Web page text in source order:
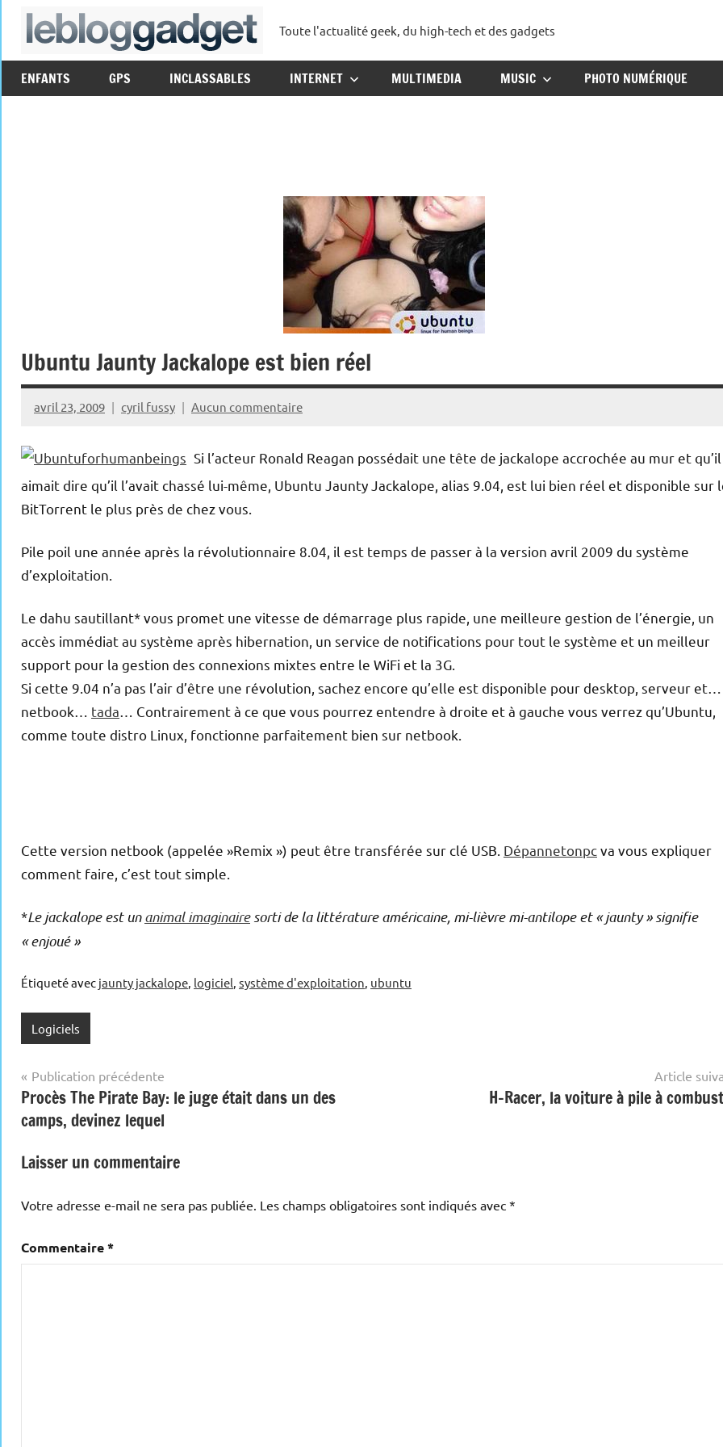
Aller
lebloggadget
Toute l'actualité geek, du high-tech et des gadgets
ENFANTS GPS INCLASSABLES INTERNET MULTIMEDIA MUSIC PHOTO NUMÉRIQUE
Ubuntu Jaunty Jackalope est bien réel
avril 23, 2009 cyril fussy Aucun commentaire
Si l’acteur Ronald Reagan possédait une tête de jackalope accrochée au mur et qu’il
aimait dire qu’il l’avait chassé lui-même, Ubuntu Jaunty Jackalope, alias 9.04, est lui bien réel et disponible sur
BitTorrent le plus près de chez vous.
Pile poil une année après la révolutionnaire 8.04, il est temps de passer à la version avril 2009 du système
d’exploitation.
Le dahu sautillant* vous promet une vitesse de démarrage plus rapide, une meilleure gestion de l’énergie, un
accès immédiat au système après hibernation, un service de notifications pour tout le système et un meilleur
support pour la gestion des connexions mixtes entre le WiFi et la 3G.
Si cette 9.04 n’a pas l’air d’être une révolution, sachez encore qu’elle est disponible pour desktop, serveur et…
netbook… tada … Contrairement à ce que vous pourrez entendre à droite et à gauche vous verrez qu’Ubuntu,
comme toute distro Linux, fonctionne parfaitement bien sur netbook.
Cette version netbook (appelée »Remix ») peut être transférée sur clé USB. Dépannetonpcva vous expliquer
comment faire, c’est tout simple.
*Le jackalope est unanimal imaginairesorti de la littérature américaine, mi-lièvre mi-antilope et « jaunty » signifie
« enjoué »
Étiqueté avec jaunty jackalope, logiciel, système d'exploitation, ubuntu
Logiciels
Navigation
de
l’article
Publication précédente
Procès The Pirate Bay: le juge était dans un des
camps, devinez lequel
Article
H-Racer, la voiture à pile à
Laisser un commentaire
Votre adresse e-mail ne sera pas publiée. Les champs obligatoires sont indiqués avec *
Commentaire*